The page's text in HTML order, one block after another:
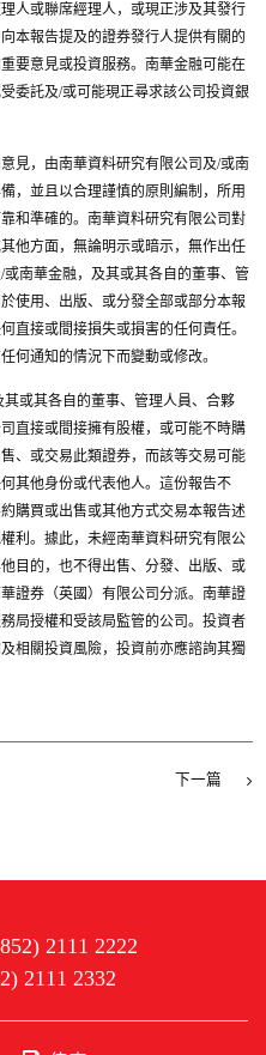
人或聯席經理人，或現正涉及其發行
本報告提及的證券發行人提供有關的
要意見或投資服務。南華金融可能在
委託及/或可能現正尋求該公司投資銀
見，由南華資料研究有限公司及/或南
，並且以合理謹慎的原則編制，所用
和準確的。南華資料研究有限公司對
他方面，無論明示或暗示，無作出任
南華金融，及其或其各自的董事、管
使用、出版、或分發全部或部分本報
直接或間接損失或損害的任何責任。
何通知的情況下而變動或修改。
或其各自的董事、管理人員、合夥
直接或間接擁有股權，或可能不時購
、或交易此類證券，而該等交易可能
其他身份或代表他人。這份報告不
購買或出售或其他方式交易本報告述
利。據此，未經南華資料研究有限公
目的，也不得出售、分發、出版、或
證券（英國）有限公司分派。南華證
局授權和受該局監管的公司。投資者
相關投資風險，投資前亦應諮詢其獨
下一篇
2111 2222
2111 2332